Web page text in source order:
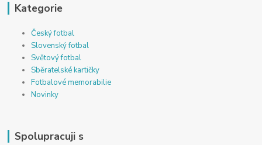
Kategorie
Český fotbal
Slovenský fotbal
Světový fotbal
Sběratelské kartičky
Fotbalové memorabilie
Novinky
Spolupracuji s